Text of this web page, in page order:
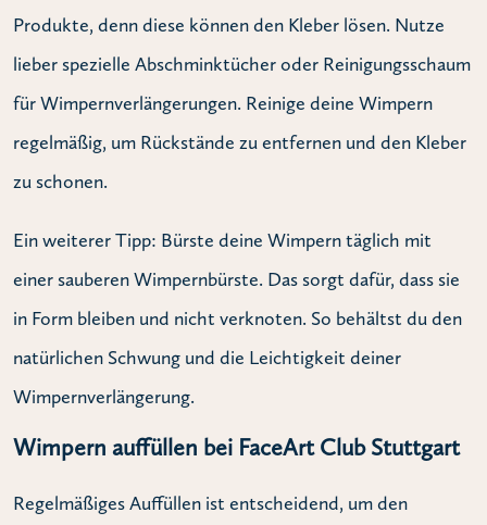
Produkte, denn diese können den Kleber lösen. Nutze
lieber spezielle Abschminktücher oder Reinigungsschaum
für Wimpernverlängerungen. Reinige deine Wimpern
regelmäßig, um Rückstände zu entfernen und den Kleber
zu schonen.
Ein weiterer Tipp: Bürste deine Wimpern täglich mit
einer sauberen Wimpernbürste. Das sorgt dafür, dass sie
in Form bleiben und nicht verknoten. So behältst du den
natürlichen Schwung und die Leichtigkeit deiner
Wimpernverlängerung.
Wimpern auffüllen bei FaceArt Club Stuttgart
Regelmäßiges Auffüllen ist entscheidend, um den